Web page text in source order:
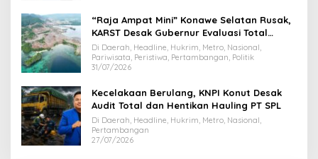
“Raja Ampat Mini” Konawe Selatan Rusak,
KARST Desak Gubernur Evaluasi Total
Dispar Sultra
Di Daerah, Headline, Hukrim, Metro, Nasional,
Pariwisata, Peristiwa, Pertambangan, Politik
31/07/2026
Kecelakaan Berulang, KNPI Konut Desak
Audit Total dan Hentikan Hauling PT SPL
Di Daerah, Headline, Hukrim, Metro, Nasional,
Pertambangan
27/07/2026